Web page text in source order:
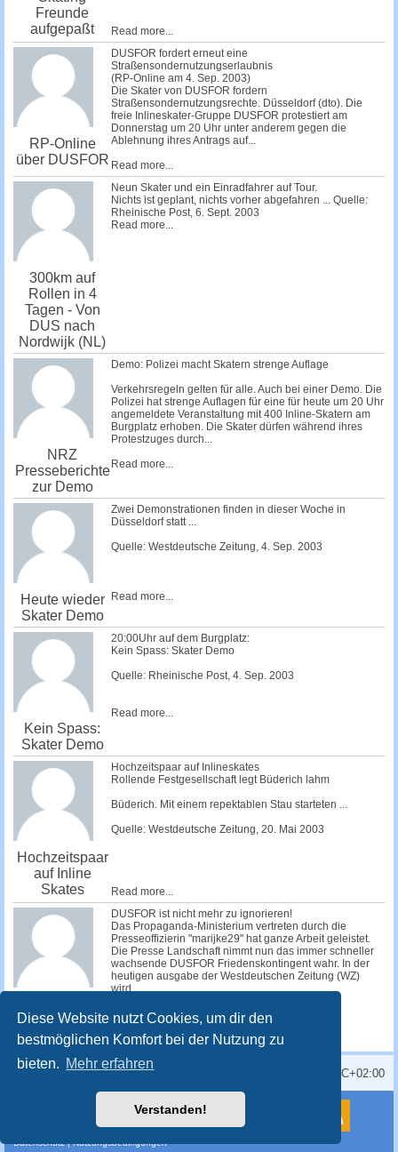
Diese Website nutzt Cookies, um dir den
bestmöglichen Komfort bei der Nutzung zu
bieten. Mehr erfahren
Verstanden!
Freunde
aufgepaßt
Read more...
RP-Online
über DUSFOR
DUSFOR fordert erneut eine
Straßensondernutzungserlaubnis
(RP-Online am 4. Sep. 2003)
Die Skater von DUSFOR fordern
Straßensondernutzungsrechte. Düsseldorf (dto). Die
freie Inlineskater-Gruppe DUSFOR protestiert am
Donnerstag um 20 Uhr unter anderem gegen die
Ablehnung ihres Antrags auf...
Read more...
300km auf
Rollen in 4
Tagen - Von
DUS nach
Nordwijk (NL)
Neun Skater und ein Einradfahrer auf Tour.
Nichts ist geplant, nichts vorher abgefahren ... Quelle:
Rheinische Post, 6. Sept. 2003
Read more...
NRZ
Presseberichte
zur Demo
Demo: Polizei macht Skatern strenge Auflage
Verkehrsregeln gelten für alle. Auch bei einer Demo. Die
Polizei hat strenge Auflagen für eine für heute um 20 Uhr
angemeldete Veranstaltung mit 400 Inline-Skatern am
Burgplatz erhoben. Die Skater dürfen während ihres
Protestzuges durch...
Read more...
Heute wieder
Skater Demo
Zwei Demonstrationen finden in dieser Woche in
Düsseldorf statt ...
Quelle: Westdeutsche Zeitung, 4. Sep. 2003
Read more...
Kein Spass:
Skater Demo
20:00Uhr auf dem Burgplatz:
Kein Spass: Skater Demo
Quelle: Rheinische Post, 4. Sep. 2003
Read more...
Hochzeitspaar
auf Inline
Skates
Hochzeitspaar auf Inlineskates
Rollende Festgesellschaft legt Büderich lahm
Büderich. Mit einem repektablen Stau starteten ...
Quelle: Westdeutsche Zeitung, 20. Mai 2003
Read more...
DUSFOR wahr
DUSFOR ist nicht mehr zu ignorieren!
Das Propaganda-Ministerium vertreten durch die
Presseoffizierin "marijke29" hat ganze Arbeit geleistet.
Die Presse Landschaft nimmt nun das immer schneller
wachsende DUSFOR Friedenskontingent wahr. In der
heutigen ausgabe der Westdeutschen Zeitung (WZ)
wird...
UTC+02:00
® Forum Software © phpBB Limited
Datenschutz|Nutzungsbedingungen